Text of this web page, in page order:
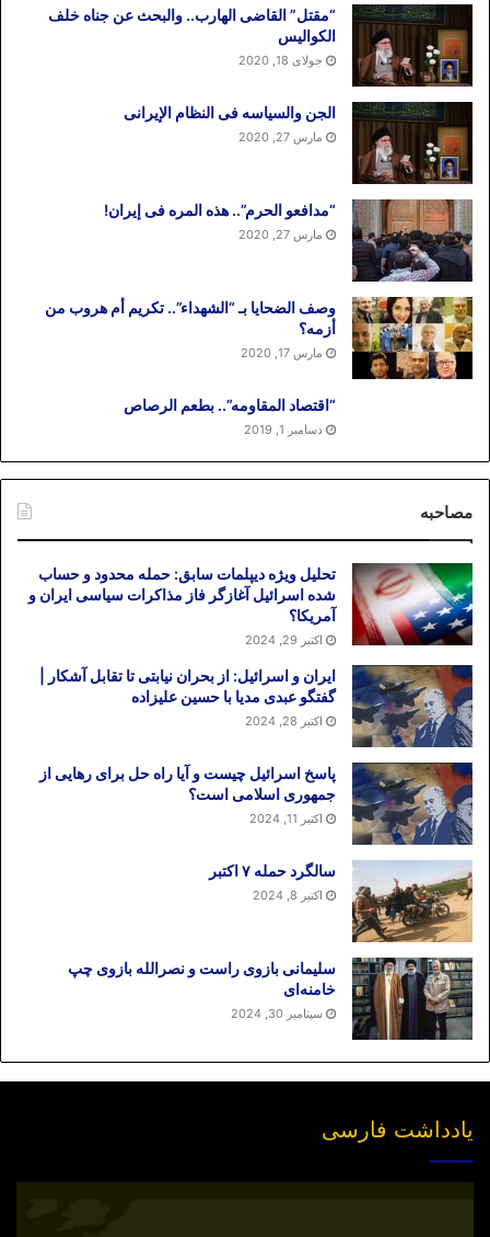
“مقتل” القاضی الهارب.. والبحث عن جناه خلف
الکوالیس
جولای 18, 2020
الجن والسیاسه فی النظام اﻹیرانی
مارس 27, 2020
“مدافعو الحرم”.. هذه المره فی إیران!
مارس 27, 2020
وصف الضحایا بـ “الشهداء”.. تکریم أم هروب من
أزمه؟
مارس 17, 2020
“اقتصاد المقاومه”.. بطعم الرصاص
دسامبر 1, 2019
مصاحبه
تحلیل ویژه دیپلمات سابق: حمله محدود و حساب
شده اسرائیل آغازگر فاز مذاکرات سیاسی ایران و
آمریکا؟
اکتبر 29, 2024
ایران و اسرائیل: از بحران نیابتی تا تقابل آشکار |
گفتگو عبدی مدیا با حسین علیزاده
اکتبر 28, 2024
پاسخ اسرائیل چیست و آیا راه حل برای رهایی از
جمهوری اسلامی است؟
اکتبر 11, 2024
سالگرد حمله ۷ اکتبر
اکتبر 8, 2024
سلیمانی بازوی راست و نصرالله بازوی چپ
خامنه‌ای
سپتامبر 30, 2024
یادداشت فارسی